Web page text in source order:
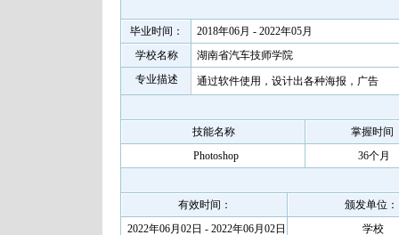
毕业时间：
2018年06月 - 2022年05月
学校名称
湖南省汽车技师学院
专业描述
通过软件使用，设计出各种海报，广告
技能名称
掌握时间
Photoshop
36个月
有效时间：
颁发单位：
2022年06月02日 - 2022年06月02日
学校